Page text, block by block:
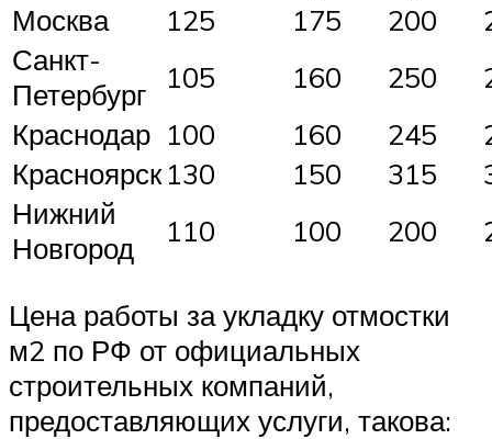
Москва
125 175 200
Санкт-
Петербург
105 160 250
Краснодар 100 160 245
Красноярск 130 150 315
Нижний
Новгород
110 100 200
Цена работы за укладку отмостки
м2 по РФ от официальных
строительных компаний,
предоставляющих услуги, такова: